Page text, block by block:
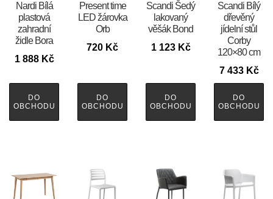
Nardi Bílá
plastová
zahradní
židle Bora
1 888 Kč
DO
OBCHODU
Present time
LED žárovka
Orb
720 Kč
DO
OBCHODU
Scandi Šedý
lakovaný
věšák Bond
1 123 Kč
DO
OBCHODU
Scandi Bílý
dřevěný
jídelní stůl
Corby
120×80 cm
7 433 Kč
DO
OBCHODU